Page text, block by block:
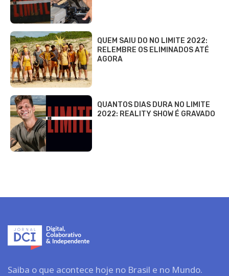
QUEM SAIU DO NO LIMITE 2022:
RELEMBRE OS ELIMINADOS ATÉ
AGORA
QUANTOS DIAS DURA NO LIMITE
2022: REALITY SHOW É GRAVADO
Saiba o que acontece hoje no Brasil e no Mundo.